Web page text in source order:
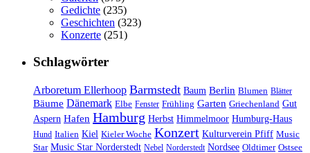
Gedichte (235)
Geschichten (323)
Konzerte (251)
Schlagwörter
Arboretum Ellerhoop Barmstedt Baum Berlin Blumen Blätter
Bäume Dänemark Elbe Fenster Frühling Garten Griechenland Gut
Aspern Hafen Hamburg Herbst Himmelmoor Humburg-Haus
Hund Italien Kiel Kieler Woche Konzert Kulturverein Pfiff Music
Star Music Star Norderstedt Nebel Norderstedt Nordsee Oldtimer Ostsee